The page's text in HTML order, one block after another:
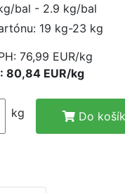
bal - 2.9 kg/bal
19 kg-23 kg
76,99 EUR/kg
80,84 EUR/kg
kg Do